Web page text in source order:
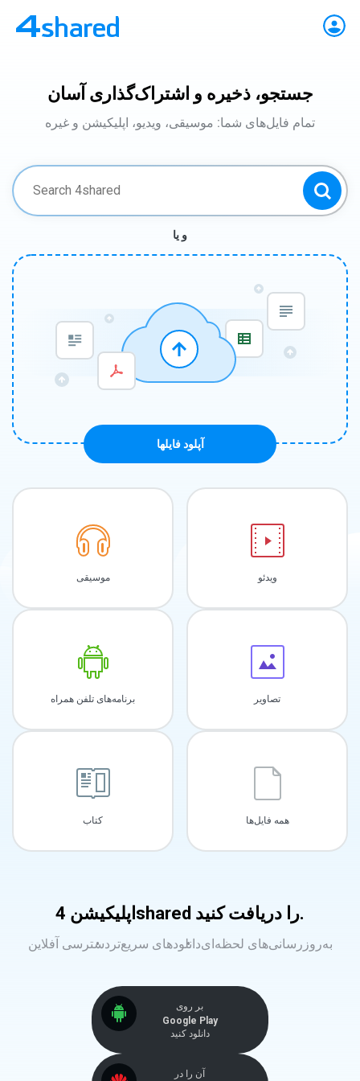
جستجو، ذخیره و اشتراک‌گذاری آسان
تمام فایل‌های شما: موسیقی، ویدیو، اپلیکیشن و غیره
و یا
آپلود فايلها
موسیقی ویدئو
برنامه‌های تلفن همراه تصاویر
کتاب همه فایل‌ها
اپلیکیشن 4shared را دریافت کنید.
دسترسی آفلاین دانلودهای سریع‌تربه‌روزرسانی‌های لحظه‌ای
بر روی
Google Play
دانلود کنید
آن را در